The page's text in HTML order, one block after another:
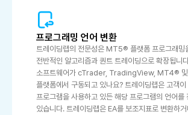
프로그래밍 언어 변환
트레이딩랩의 전문성은 MT5® 플랫폼 프로그래밍
전반적인 알고리즘과 퀀트 트레이딩으로 확장됩니
소프트웨어가 cTrader, TradingView, MT4® 및
플랫폼에서 구동되고 있나요? 트레이딩랩은 고객이
프로그램을 사용하고 있든 해당 프로그램의 언어를
있습니다. 트레이딩랩은 EA를 보조지표로 변환하